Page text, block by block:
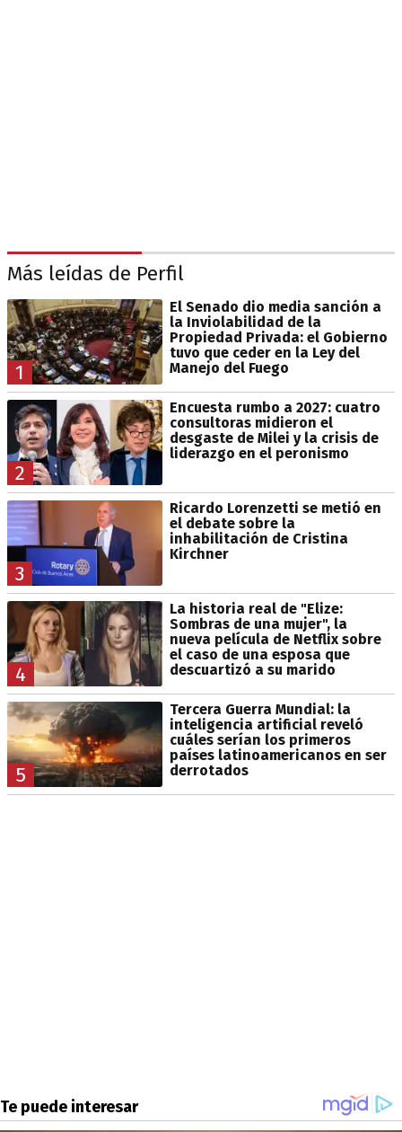
Más leídas de Perfil
1
El Senado dio media sanción a
la Inviolabilidad de la
Propiedad Privada: el Gobierno
tuvo que ceder en la Ley del
Manejo del Fuego
2
Encuesta rumbo a 2027: cuatro
consultoras midieron el
desgaste de Milei y la crisis de
liderazgo en el peronismo
3
Ricardo Lorenzetti se metió en
el debate sobre la
inhabilitación de Cristina
Kirchner
4
La historia real de "Elize:
Sombras de una mujer", la
nueva película de Netflix sobre
el caso de una esposa que
descuartizó a su marido
5
Tercera Guerra Mundial: la
inteligencia artificial reveló
cuáles serían los primeros
países latinoamericanos en ser
derrotados